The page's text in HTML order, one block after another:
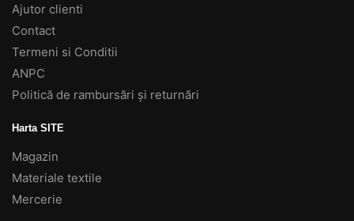
Ajutor clienti
Contact
Termeni si Conditii
ANPC
Politică de rambursări și returnări
Harta SITE
Magazin
Materiale textile
Mercerie